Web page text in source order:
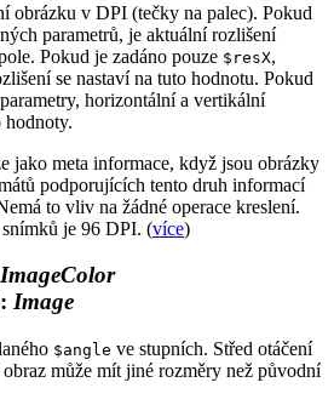
obrázku v DPI (tečky na palec). Pokud
parametrů, je aktuální rozlišení
Pokud je zadáno pouze $resX,
se nastaví na tuto hodnotu. Pokud
horizontální a vertikální
hodnoty.
jako meta informace, když jsou obrázky
podporujících tento druh informací
to vliv na žádné operace kreslení.
je 96 DPI. (více)
ImageColor
: Image
$angle ve stupních. Střed otáčení
může mít jiné rozměry než původní